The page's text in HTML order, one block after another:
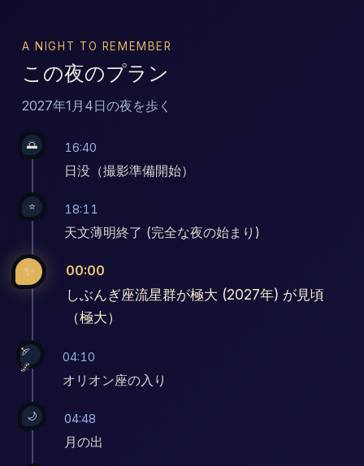
A NIGHT TO REMEMBER
この夜のプラン
2027年1月4日の夜を歩く
🌅 16:40
日没（撮影準備開始）
⭐ 18:11
天文薄明終了 (完全な夜の始まり)
✨ 00:00
しぶんぎ座流星群が極大 (2027年) が見頃
（極大）
🏹
🌌
04:10
オリオン座の入り
🌙 04:48
月の出